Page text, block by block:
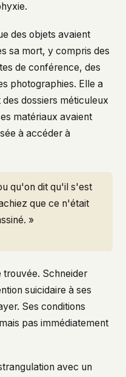
des objets avaient
sa mort, y compris des
de conférence, des
photographies. Elle a
dossiers méticuleux
matériaux avaient
à accéder à
qu'on dit qu'il s'est
que ce n'était
»
trouvée. Schneider
suicidaire à ses
Ses conditions
pas immédiatement
avec un